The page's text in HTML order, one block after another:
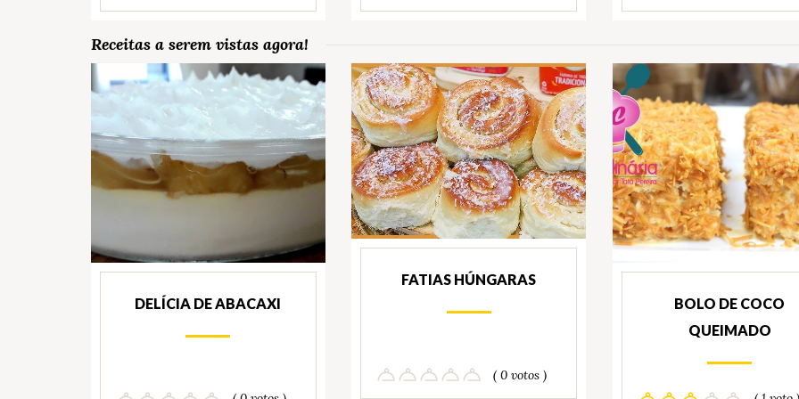
Receitas a serem vistas agora!
DELÍCIA DE ABACAXI
FATIAS HÚNGARAS
( 0 votos )
BOLO DE COCO
QUEIMADO